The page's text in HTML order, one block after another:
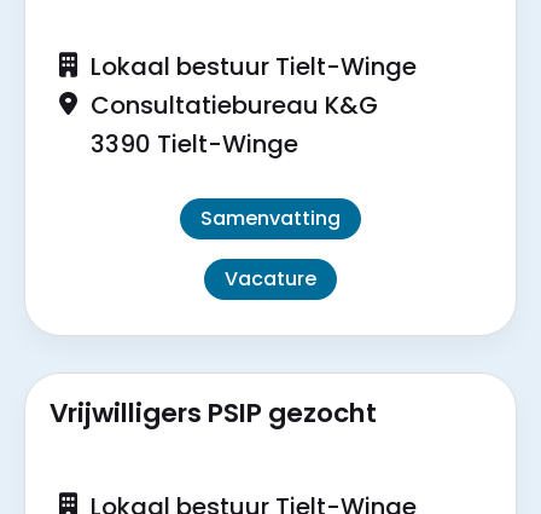
Lokaal bestuur Tielt-Winge
Consultatiebureau K&G
3390 Tielt-Winge
Samenvatting
Vacature
Vrijwilligers PSIP gezocht
Lokaal bestuur Tielt-Winge